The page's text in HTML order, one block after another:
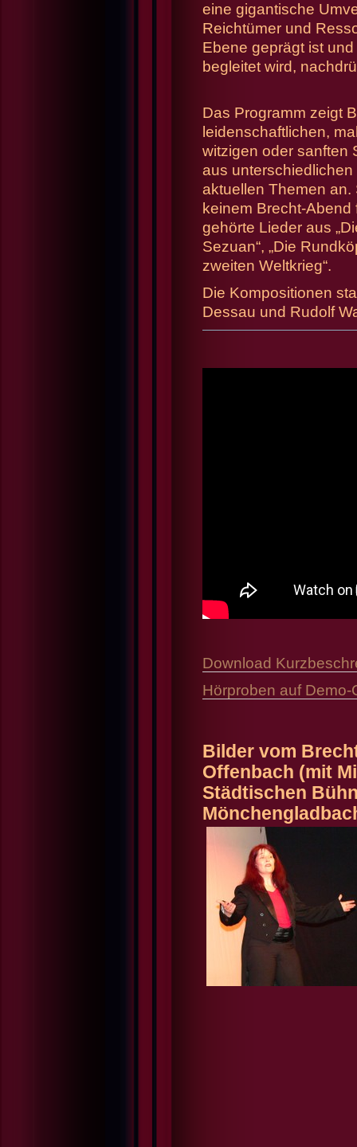
eine gigantische
Reichtümer und
Ebene geprägt ist
begleitet wird,
Das Programm zeigt
leidenschaftlichen,
witzigen oder sanften
aus
aktuellen Themen an.
keinem Brecht-
gehörte Lieder aus
Sezuan“, „Die
zweiten Weltkrieg“.
Die Kompositionen
Dessau und Rudolf
Download
Hörproben auf Demo-
Bilder vom
Offenbach (mit
Städtischen